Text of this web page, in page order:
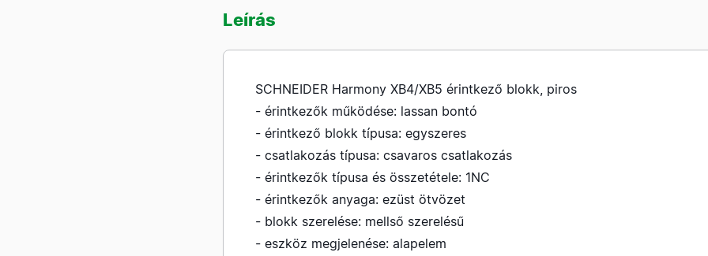
Leírás
SCHNEIDER Harmony XB4/XB5 érintkező blokk, piros
- érintkezők működése: lassan bontó
- érintkező blokk típusa: egyszeres
- csatlakozás típusa: csavaros csatlakozás
- érintkezők típusa és összetétele: 1NC
- érintkezők anyaga: ezüst ötvözet
- blokk szerelése: mellső szerelésű
- eszköz megjelenése: alapelem